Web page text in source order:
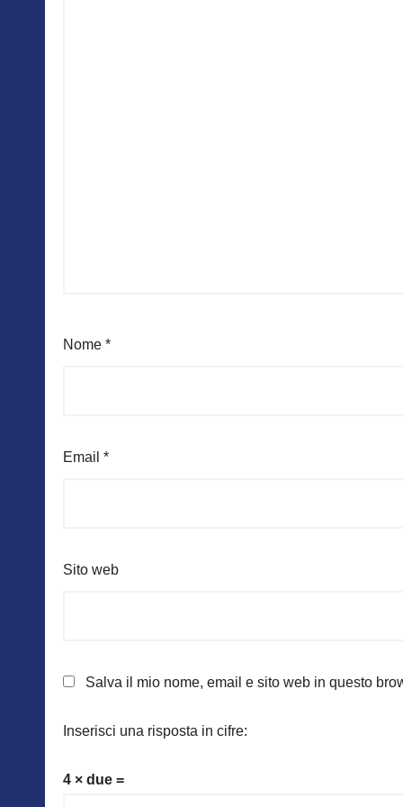
Nome *
Email *
Sito web
Salva il mio nome, email e sito web in questo
Inserisci una risposta in cifre:
4 × due =